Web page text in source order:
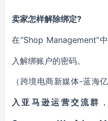
卖家怎样解除绑定?
在“Shop Management”
入解绑账户的密码。
（跨境电商新媒体-蓝海
入 亚马逊运营交流群